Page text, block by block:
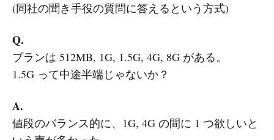
(同社の聞き手役の質問に答えるという方式)
Q.
プランは 512MB, 1G, 1.5G, 4G, 8G がある。
1.5G って中途半端じゃないか？
A.
値段のバランス的に、1G, 4G の間に 1 つ欲しいと